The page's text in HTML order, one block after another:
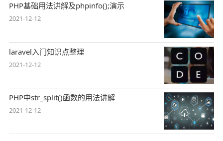
PHP基础用法讲解及phpinfo();演示
2021-12-12
laravel入门知识点整理
2021-12-12
PHP中str_split()函数的用法讲解
2021-12-12